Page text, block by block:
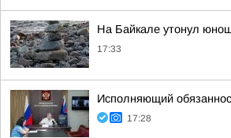
На Байкале утонул
17:33
Исполняющий
17:28